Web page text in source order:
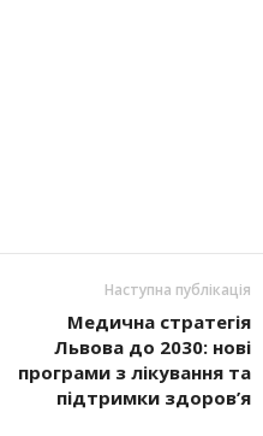
Наступна публікація
Медична стратегія
Львова до 2030: нові
програми з лікування та
підтримки здоров’я